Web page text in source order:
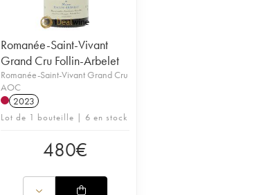
Romanée-Saint-Vivant
Grand Cru Follin-Arbelet
Romanée-Saint-Vivant Grand Cru
AOC
2023
Lot de 1 bouteille | 6 en stock
480€